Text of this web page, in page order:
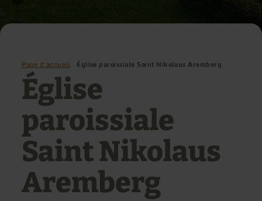
Page d'accueil Église paroissiale Saint Nikolaus Aremberg
Église
paroissiale
Saint Nikolaus
Aremberg